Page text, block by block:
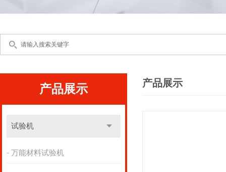
产品展示
试验机
万能材料试验机
产品展示